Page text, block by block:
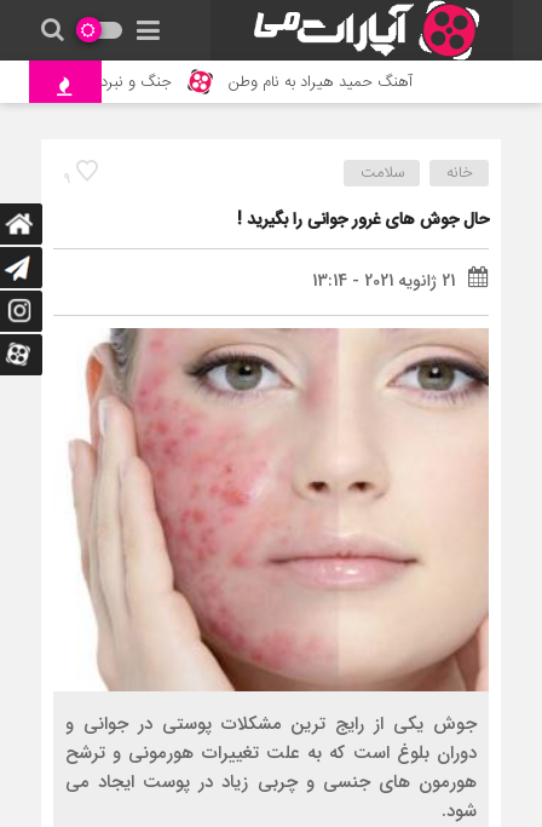
آهنگ حمید هیراد به نام وطن جنگ و نبرد حیوانات وحشی –
9 خانه سلامت
حال جوش های غرور جوانی را بگیرید !
21 ژانویه 2021 - 13:14
جوش یکی از رایج ترین مشکلات پوستی در جوانی و
دوران بلوغ است که به علت تغییرات هورمونی و ترشح
هورمون های جنسی و چربی زیاد در پوست ایجاد می
شود.